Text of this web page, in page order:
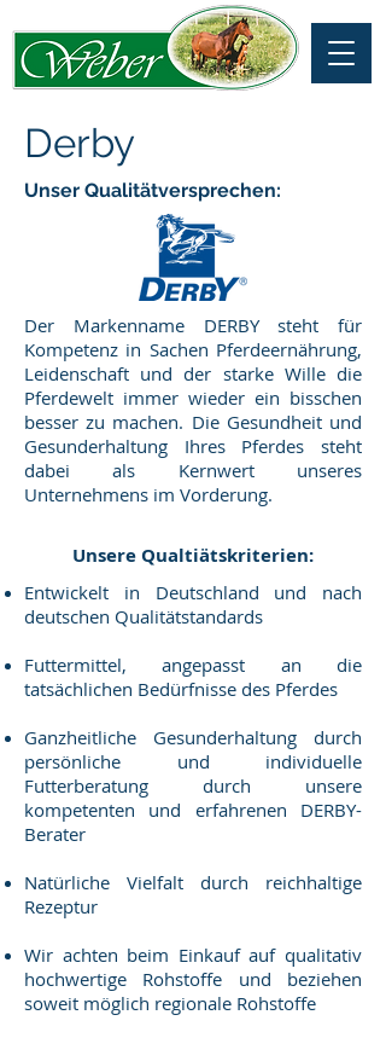
Derby
Unser Qualitätversprechen:
Der Markenname DERBY steht für
Kompetenz in Sachen Pferdeernährung,
Leidenschaft und der starke Wille die
Pferdewelt immer wieder ein bisschen
besser zu machen. Die Gesundheit und
Gesunderhaltung Ihres Pferdes steht
dabei als Kernwert unseres
Unternehmens im Vorderung.
Unsere Qualtiätskriterien:
Entwickelt in Deutschland und nach
deutschen Qualitätstandards
Futtermittel, angepasst an die
tatsächlichen Bedürfnisse des Pferdes
Ganzheitliche Gesunderhaltung durch
persönliche und individuelle
Futterberatung durch unsere
kompetenten und erfahrenen DERBY-
Berater
Natürliche Vielfalt durch reichhaltige
Rezeptur
Wir achten beim Einkauf auf qualitativ
hochwertige Rohstoffe und beziehen
soweit möglich regionale Rohstoffe